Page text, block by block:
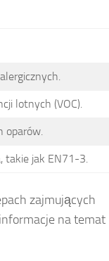
lotnych (VOC).
oparów.
takie jak EN71-3.
zajmujących
na temat